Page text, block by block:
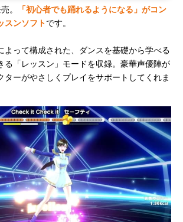
。
「初心者でも踊れるようになる」がコン
スンソフトです。
よって構成された、ダンスを基礎から学べる
る「レッスン」モードを収録。豪華声優陣が
ターがやさしくプレイをサポートしてくれま